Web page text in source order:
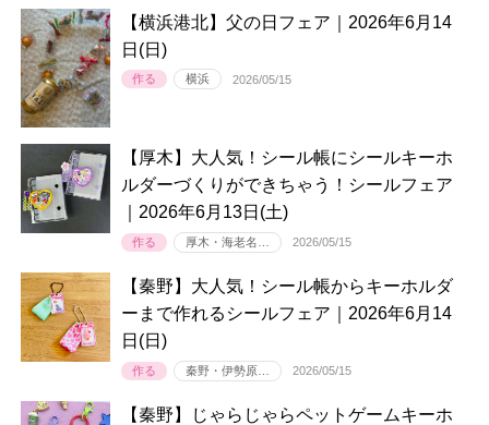
【横浜港北】父の日フェア｜2026年6月14
日(日)
作る 横浜 2026/05/15
【厚木】大人気！シール帳にシールキーホ
ルダーづくりができちゃう！シールフェア
｜2026年6月13日(土)
作る 厚木・海老名… 2026/05/15
【秦野】大人気！シール帳からキーホルダ
ーまで作れるシールフェア｜2026年6月14
日(日)
作る 秦野・伊勢原… 2026/05/15
【秦野】じゃらじゃらペットゲームキーホ